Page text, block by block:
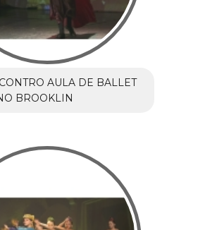
AULA DE BALLET
BROOKLIN